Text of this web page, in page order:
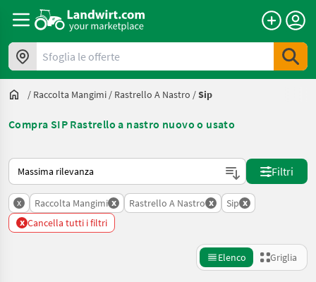
Sfoglia le offerte
/ Raccolta Mangimi / Rastrello A Nastro /Sip
Compra SIP Rastrello a nastro nuovo o usato
Ecco come viene ordinato su Landwirt.com
Filtri
x Raccolta Mangimi x Rastrello A Nastro x Sip x
x Cancella tutti i filtri
Elenco Griglia